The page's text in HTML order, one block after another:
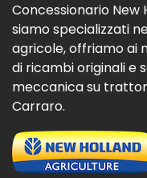
Concessionario New
siamo specializzati
agricole, offriamo ai
di ricambi originali e
meccanica su
Carraro.